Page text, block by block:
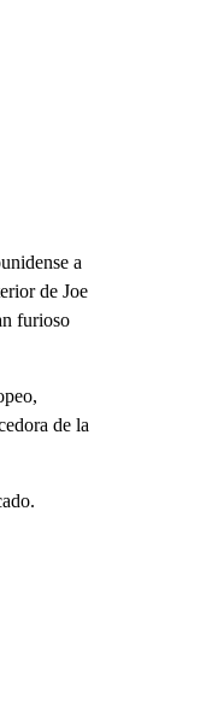
a
de Joe
furioso
de la